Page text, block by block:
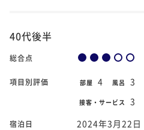
40代後半
総合点
項目別評価 部屋 4 風呂 3
接客・サービス 3
宿泊日 2024年3月22日